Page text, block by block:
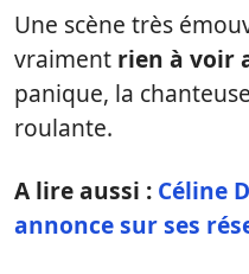
Une scène très
vraiment rien à voir
panique, la
roulante.
A lire aussi : Céline
annonce sur ses